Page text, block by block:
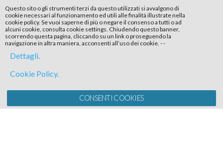
Questo sito o gli strumenti terzi da questo utilizzati si avvalgono di
cookie necessari al funzionamento ed utili alle finalità illustrate nella
cookie policy. Se vuoi saperne di più o negare il consenso a tutti o ad
alcuni cookie, consulta cookie settings. Chiudendo questo banner,
scorrendo questa pagina, cliccando su un link o proseguendo la
navigazione in altra maniera, acconsenti all’uso dei cookie. -
Dettagli.
-
Cookie Policy.
CONSENTI COOKIES